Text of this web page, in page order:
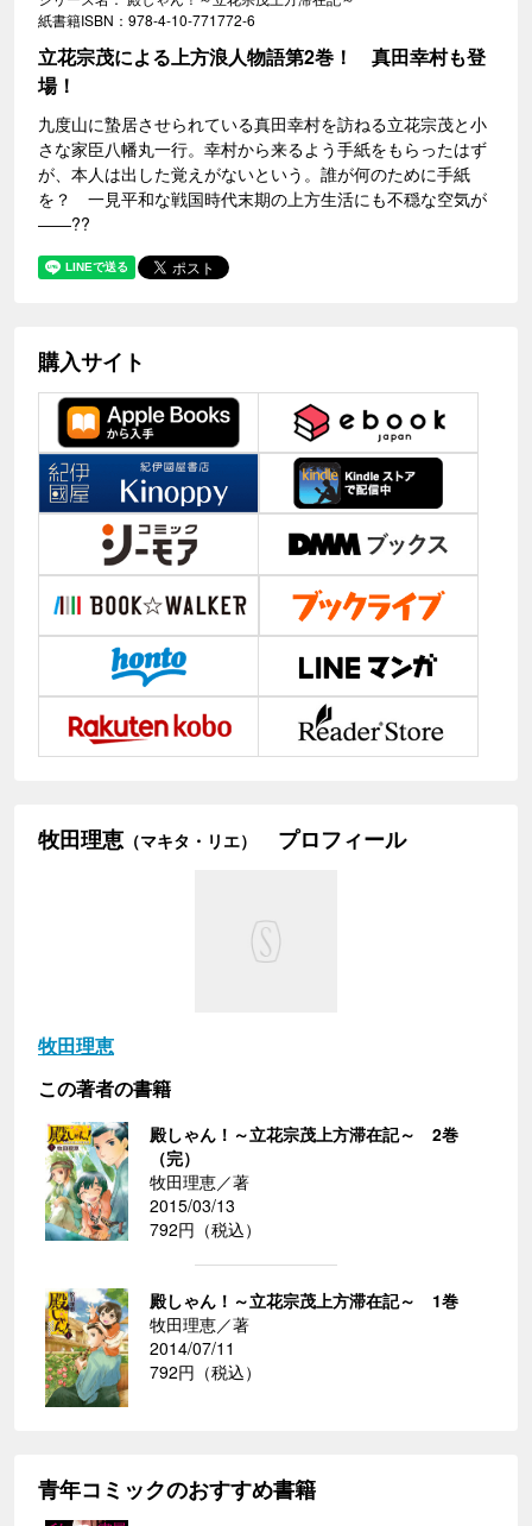
紙書籍ISBN：978-4-10-771772-6
立花宗茂による上方浪人物語第2巻！ 真田幸村も登
場！
九度山に蟄居させられている真田幸村を訪ねる立花宗茂と小
さな家臣八幡丸一行。幸村から来るよう手紙をもらったはず
が、本人は出した覚えがないという。誰が何のために手紙
を？ 一見平和な戦国時代末期の上方生活にも不穏な空気が
――??
購入サイト
牧田理恵 （マキタ・リエ） プロフィール
牧田理恵
この著者の書籍
殿しゃん！～立花宗茂上方滞在記～ 2巻
（完）
牧田理恵／著
2015/03/13
792円（税込）
殿しゃん！～立花宗茂上方滞在記～ 1巻
牧田理恵／著
2014/07/11
792円（税込）
青年コミックのおすすめ書籍